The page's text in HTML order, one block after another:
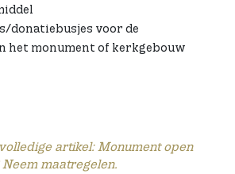
donatiebusjes voor de
het monument of kerkgebouw
artikel: Monument open
maatregelen.